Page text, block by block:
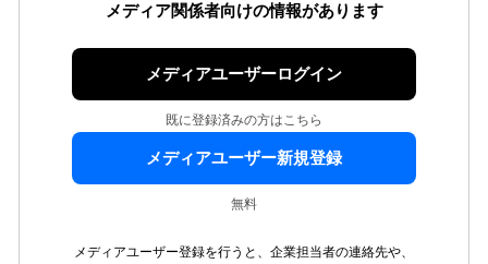
メディア関係者向けの情報があります
メディアユーザーログイン
既に登録済みの方はこちら
メディアユーザー新規登録
無料
メディアユーザー登録を行うと、企業担当者の連絡先や、